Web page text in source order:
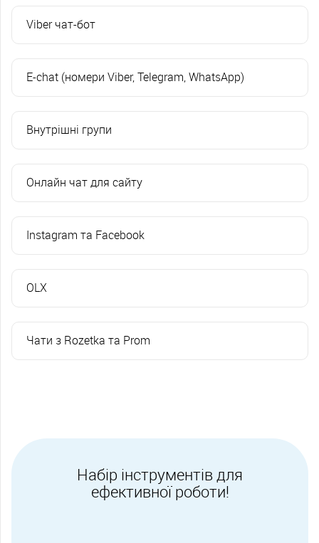
Viber чат-бот
E-chat (номери Viber, Telegram, WhatsApp)
Внутрішні групи
Онлайн чат для сайту
Instagram та Facebook
OLX
Чати з Rozetka та Prom
Набір інструментів для
ефективної роботи!